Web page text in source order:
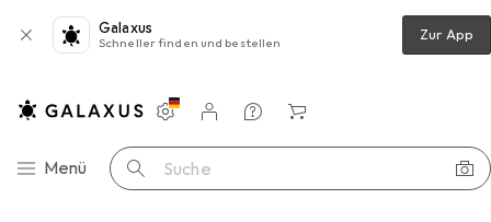
Galaxus
Schneller finden und bestellen Zur App
Navigation nach Kategorien
Menü Suche
Einstellungen
Kundenkonto
Vergleichslisten
Merklisten
Warenkorb